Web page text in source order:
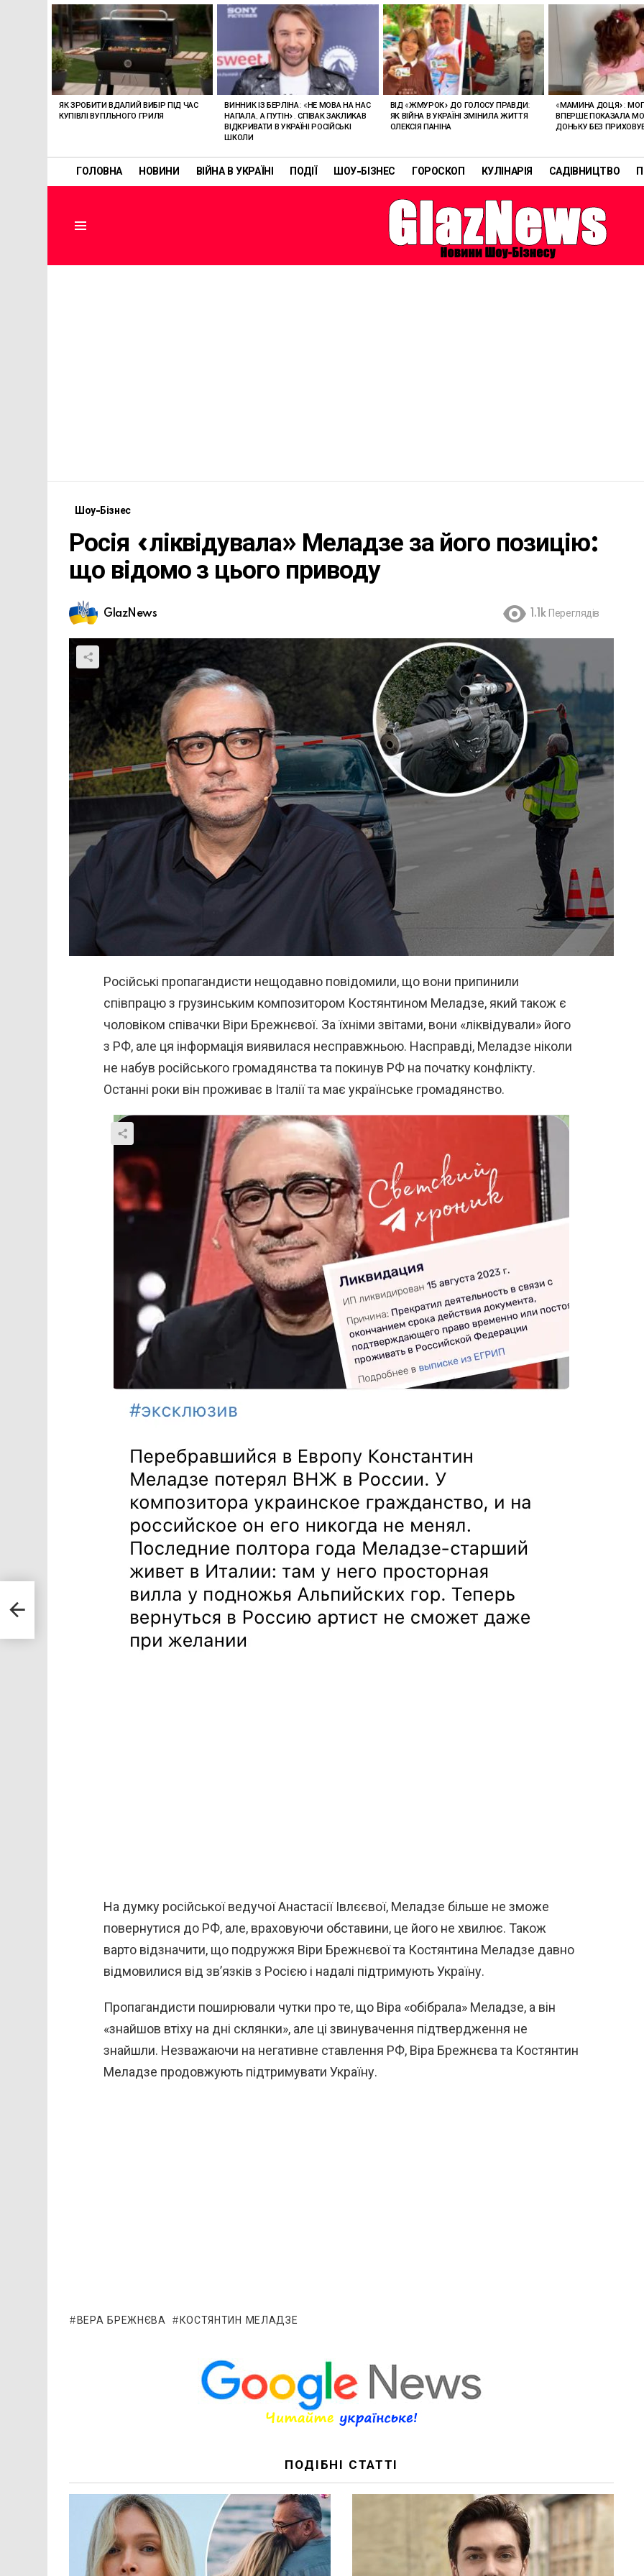
ГОЛОВНА НОВИНИ ВІЙНА В УКРАЇНІ ПОДІЇ ШОУ-БІЗНЕС ГОРОСКОП КУЛІНАРІЯ САДІВНИЦТВО
СТАТТІ
ЯК ЗРОБИТИ ВДАЛИЙ ВИБІР ПІД ЧАС
КУПІВЛІ ВУГІЛЬНОГО ГРИЛЯ
ВИННИК ІЗ БЕРЛІНА: «НЕ МОВА НА НАС
НАПАЛА, А ПУТІН». СПІВАК ЗАКЛИКАВ
ВІДКРИВАТИ В УКРАЇНІ РОСІЙСЬКІ
ШКОЛИ
ВІД «ЖМУРОК» ДО ГОЛОСУ ПРАВДИ:
ЯК ВІЙНА В УКРАЇНІ ЗМІНИЛА ЖИТТЯ
ОЛЕКСІЯ ПАНІНА
«МАМИНА ДОЦЯ»:
ВПЕРШЕ ПОКАЗАЛА
ДОНЬКУ БЕЗ
Шоу-Бізнес
Росія «ліквідувала» Меладзе за його позицію:
що відомо з цього приводу
GlazNews 1.1k Переглядів
Російські пропагандисти нещодавно повідомили, що вони припинили
співпрацю з грузинським композитором Костянтином Меладзе, який також є
чоловіком співачки Віри Брежнєвої. За їхніми звітами, вони «ліквідували» його
з РФ, але ця інформація виявилася несправжньою. Насправді, Меладзе ніколи
не набув російського громадянства та покинув РФ на початку конфлікту.
Останні роки він проживає в Італії та має українське громадянство.
На думку російської ведучої Анастасії Івлєєвої, Меладзе більше не зможе
повернутися до РФ, але, враховуючи обставини, це його не хвилює. Також
варто відзначити, що подружжя Віри Брежнєвої та Костянтина Меладзе давно
відмовилися від зв’язків з Росією і надалі підтримують Україну.
Пропагандисти поширювали чутки про те, що Віра «обібрала» Меладзе, а він
«знайшов втіху на дні склянки», але ці звинувачення підтвердження не
знайшли. Незважаючи на негативне ставлення РФ, Віра Брежнєва та Костянтин
Меладзе продовжують підтримувати Україну.
ВЕРА БРЕЖНЄВА КОСТЯНТИН МЕЛАДЗЕ
ПОДІБНІ СТАТТІ